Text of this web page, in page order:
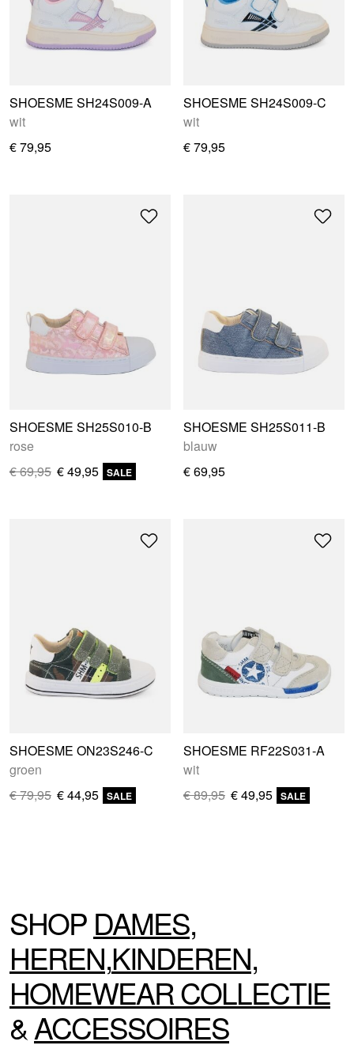
SHOESME SH24S009-A
wit
€ 79,95
SHOESME SH24S009-C
wit
€ 79,95
SHOESME SH25S010-B
rose
€ 69,95 € 49,95 SALE
SHOESME SH25S011-B
blauw
€ 69,95
SHOESME ON23S246-C
groen
€ 79,95 € 44,95 SALE
SHOESME RF22S031-A
wit
€ 89,95 € 49,95 SALE
SHOP DAMES,
HEREN,KINDEREN,
HOMEWEARCOLLECTIE
&ACCESSOIRES